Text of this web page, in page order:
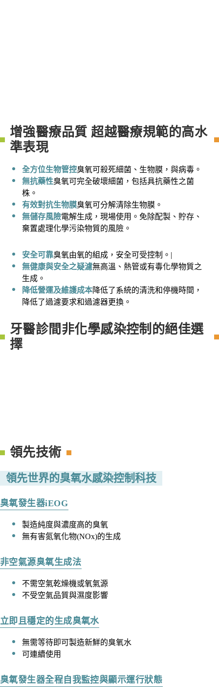
增強醫療品質 超越醫療規範的高水
準表現
全方位生物管控臭氧可殺死細菌、生物膜，與病毒。
無抗藥性臭氧可完全破壞細菌，包括具抗藥性之菌
株。
有效對抗生物膜臭氧可分解清除生物膜。
無儲存風險電解生成，現場使用。免除配製、貯存、
棄置處理化學污染物質的風險。
安全可靠臭氧由氧的組成，安全可受控制。|
無健康與安全之疑濾無高溫、熱管或有毒化學物質之
生成。
降低營運及維護成本降低了系統的清洗和停機時間，
降低了過濾要求和過濾器更換。
牙醫診間非化學感染控制的絕佳選
擇
領先技術
領先世界的臭氧水感染控制科技
臭氧發生器iEOG
製造純度與濃度高的臭氧
無有害氮氧化物(NOx)的生成
非空氣源臭氧生成法
不需空氣乾燥機或氧氣源
不受空氣品質與濕度影響
立即且穩定的生成臭氧水
無需等待即可製造新鮮的臭氧水
可連續使用
臭氧發生器全程自我監控與顯示運行狀態